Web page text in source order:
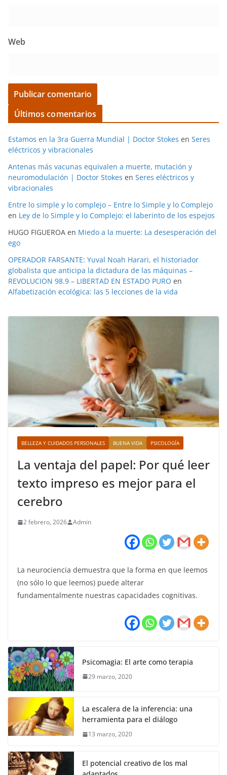
Web
Últimos comentarios
Estamos en la 3ra Guerra Mundial | Doctor Stokes en Seres
eléctricos y vibracionales
Antenas más vacunas equivalen a muerte, mutación y
neuromodulación | Doctor Stokes en Seres eléctricos y
vibracionales
Entre lo simple y lo complejo – Entre lo Simple y lo Complejo
en Ley de lo Simple y lo Complejo: el laberinto de los espejos
HUGO FIGUEROA en Miedo a la muerte: La desesperación del
ego
OPERADOR FARSANTE: Yuval Noah Harari, el historiador
globalista que anticipa la dictadura de las máquinas –
REVOLUCION 98.9 – LIBERTAD EN ESTADO PURO en
Alfabetización ecológica: las 5 lecciones de la vida
BELLEZA Y CUIDADOS PERSONALES BUENA VIDA PSICOLOGÍA
La ventaja del papel: Por qué leer
texto impreso es mejor para el
cerebro
2 febrero, 2026 Admin
La neurociencia demuestra que la forma en que leemos
(no sólo lo que leemos) puede alterar
fundamentalmente nuestras capacidades cognitivas.
Psicomagia: El arte como terapia
29 marzo, 2020
La escalera de la inferencia: una
herramienta para el diálogo
13 marzo, 2020
El potencial creativo de los mal